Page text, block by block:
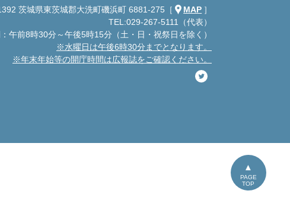
PAGE
TOP
茨城県東茨城郡大洗町磯浜町 6881-275 ［ MAP ］
TEL:029-267-5111（代表）
午前8時30分～午後5時15分 （土・日・祝祭日を除く）
※水曜日は午後6時30分までとなります。
※年末年始等の開庁時間は広報誌をご確認ください。